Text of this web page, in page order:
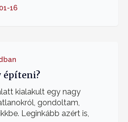
16
építeni?
kialakult egy nagy
gondoltam,
Leginkább azért is,